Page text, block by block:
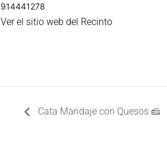
914441278
Ver el sitio web del Recinto
Cata Maridaje con Quesos 🧀